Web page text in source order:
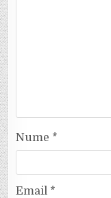
Nume *
Email *